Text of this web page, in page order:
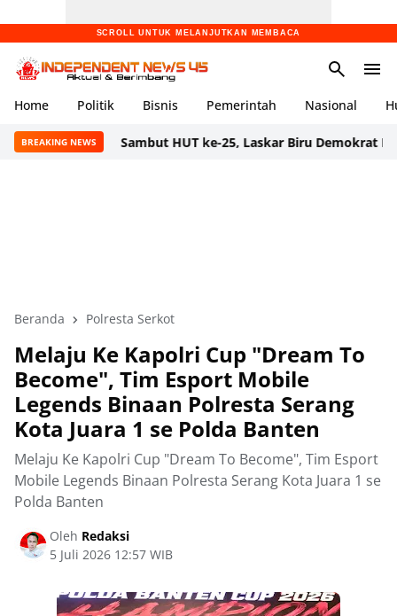
SCROLL UNTUK MELANJUTKAN MEMBACA
Home Politik Bisnis Pemerintah Nasional
BREAKING NEWS
Sambut HUT ke-25, Laskar Biru Demokrat Banten Gelar
Beranda Polresta Serkot
Melaju Ke Kapolri Cup "Dream To
Become", Tim Esport Mobile
Legends Binaan Polresta Serang
Kota Juara 1 se Polda Banten
Melaju Ke Kapolri Cup "Dream To Become", Tim Esport
Mobile Legends Binaan Polresta Serang Kota Juara 1 se
Polda Banten
Oleh Redaksi
5 Juli 2026 12:57 WIB